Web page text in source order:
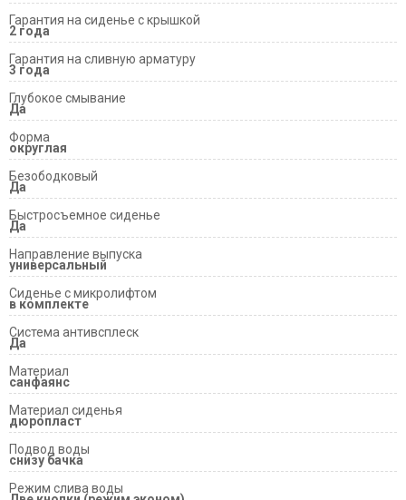
Гарантия на сиденье с крышкой
2 года
Гарантия на сливную арматуру
3 года
Глубокое смывание
Да
Форма
округлая
Безободковый
Да
Быстросъемное сиденье
Да
Направление выпуска
универсальный
Сиденье с микролифтом
в комплекте
Система антивсплеск
Да
Материал
санфаянс
Материал сиденья
дюропласт
Подвод воды
снизу бачка
Режим слива воды